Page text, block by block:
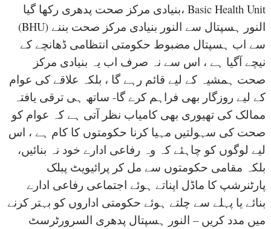
بنیادی مرکز صحت پدھری رکھا گیا، Basic Health Unit
(BHU) النور ہسپتال سے النور بنیادی مرکز صحت بننے
سے اب ہسپتال مضبوط حکومتی انتظامی ڈھانچے کے
نیچے آگیا ہے ، اس سے نہ صرف اب یہ بنیادی مرکز
صحت ہمشیہ کے لیے قائم رہے گا ، بلکہ علاقے کی عوام
کے لیے روزگار بھی فراہم کرے گا- ساتھ ہی ترقی یافتہ
ممالک کی تھیوری بھی کامیاب نظر آتی ہے کہ عوام کو
صحت کی سہولتیں مہیا کرنا حکومتوں کا کام ہے ، اس
لیے لوگوں کو چاہئے کہ وہ رفاعی ادارے خود نہ بنائیں،
بلکہ مقامی حکومتوں سے مل کر پرائیویٹ پبلک
پارٹنرشپ کا ماڈل اپناتے ہوئے اجتماعی رفاعی ادارے
بنائے یا پہلے سے چلتے ہوئے حکومتی اداروں کو بہتر کرنے
میں مدد کریں – النور ہسپتال پدھری السرورٹرسٹ